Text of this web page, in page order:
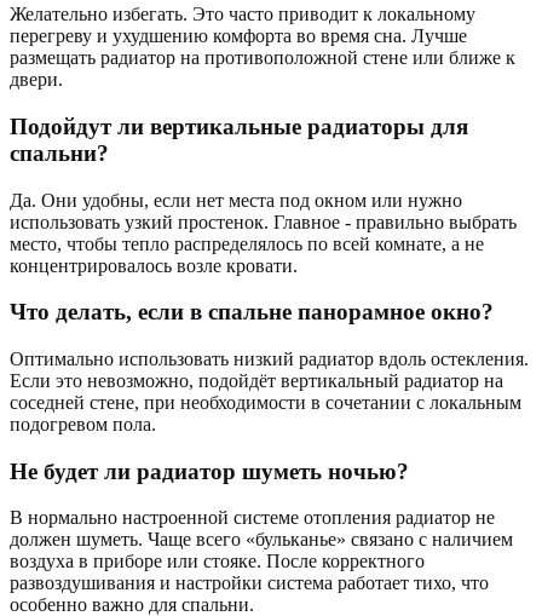
Желательно избегать. Это часто приводит к локальному
перегреву и ухудшению комфорта во время сна. Лучше
размещать радиатор на противоположной стене или ближе к
двери.
Подойдут ли вертикальные радиаторы для
спальни?
Да. Они удобны, если нет места под окном или нужно
использовать узкий простенок. Главное - правильно выбрать
место, чтобы тепло распределялось по всей комнате, а не
концентрировалось возле кровати.
Что делать, если в спальне панорамное окно?
Оптимально использовать низкий радиатор вдоль остекления.
Если это невозможно, подойдёт вертикальный радиатор на
соседней стене, при необходимости в сочетании с локальным
подогревом пола.
Не будет ли радиатор шуметь ночью?
В нормально настроенной системе отопления радиатор не
должен шуметь. Чаще всего «бульканье» связано с наличием
воздуха в приборе или стояке. После корректного
развоздушивания и настройки система работает тихо, что
особенно важно для спальни.